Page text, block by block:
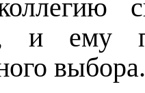
и ему
выбора.